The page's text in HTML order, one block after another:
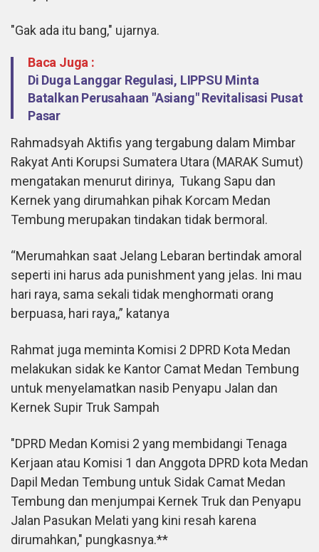
"Gak ada itu bang," ujarnya.
Baca Juga :
Di Duga Langgar Regulasi, LIPPSU Minta
Batalkan Perusahaan "Asiang" Revitalisasi Pusat
Pasar
Rahmadsyah Aktifis yang tergabung dalam Mimbar
Rakyat Anti Korupsi Sumatera Utara (MARAK Sumut)
mengatakan menurut dirinya, Tukang Sapu dan
Kernek yang dirumahkan pihak Korcam Medan
Tembung merupakan tindakan tidak bermoral.
“Merumahkan saat Jelang Lebaran bertindak amoral
seperti ini harus ada punishment yang jelas. Ini mau
hari raya, sama sekali tidak menghormati orang
berpuasa, hari raya,,” katanya
Rahmat juga meminta Komisi 2 DPRD Kota Medan
melakukan sidak ke Kantor Camat Medan Tembung
untuk menyelamatkan nasib Penyapu Jalan dan
Kernek Supir Truk Sampah
"DPRD Medan Komisi 2 yang membidangi Tenaga
Kerjaan atau Komisi 1 dan Anggota DPRD kota Medan
Dapil Medan Tembung untuk Sidak Camat Medan
Tembung dan menjumpai Kernek Truk dan Penyapu
Jalan Pasukan Melati yang kini resah karena
dirumahkan," pungkasnya.**